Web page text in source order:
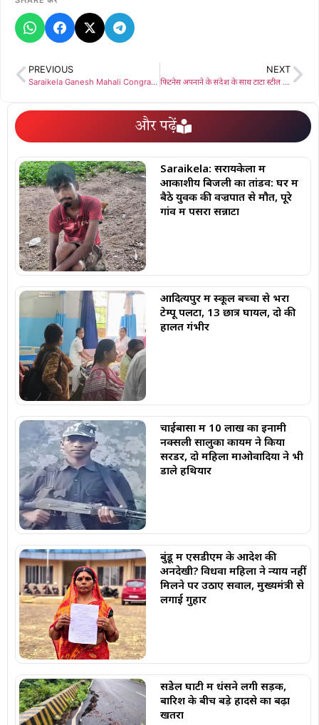
PREVIOUS
Saraikela Ganesh Mahali Congrats Hemant Soren: झामुमो प्रत्याशी गणेश महाली ने प्रचंड जीत पर हेमंत सोरेन को दी बधाई, कहा जारी रहेगा जनता की सेवा का सफर
NEXT
फिटनेस अपनाने के संदेश के साथ टाटा स्टील जमशेदपुर हाफ मैराथन 2024 का हुआ समापन, हाफ मैराथन और अन्य श्रेणियों में 16 राज्यों से 5027 प्रतिभागियों ने लिया हिस्सा
और पढ़ें
Saraikela: सरायकेला में
आकाशीय बिजली का तांडव: घर में
बैठे युवक की वज्रपात से मौत, पूरे
गांव में पसरा सन्नाटा
आदित्यपुर में स्कूल बच्चों से भरा
टेम्पू पलटा, 13 छात्र घायल, दो की
हालत गंभीर
चाईबासा में 10 लाख का इनामी
नक्सली सालुका कायम ने किया
सरेंडर, दो महिला माओवादियों ने भी
डाले हथियार
बुंडू में एसडीएम के आदेश की
अनदेखी? विधवा महिला ने न्याय नहीं
मिलने पर उठाए सवाल, मुख्यमंत्री से
लगाई गुहार
सेंडेेल घाटी में धंसने लगी सड़क,
बारिश के बीच बड़े हादसे का बढ़ा
खतरा